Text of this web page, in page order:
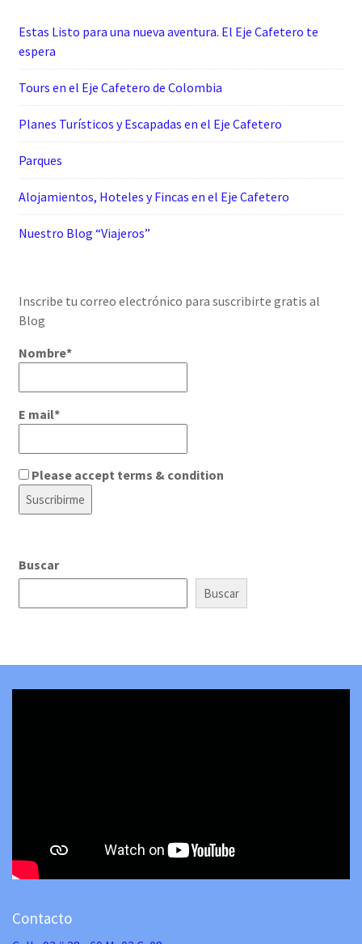
Estas Listo para una nueva aventura. El Eje Cafetero te
espera
Tours en el Eje Cafetero de Colombia
Planes Turísticos y Escapadas en el Eje Cafetero
Parques
Alojamientos, Hoteles y Fincas en el Eje Cafetero
Nuestro Blog “Viajeros”
Inscribe tu correo electrónico para suscribirte gratis al
Blog
Nombre*
E mail*
Please accept terms & condition
Buscar
Buscar
Contacto